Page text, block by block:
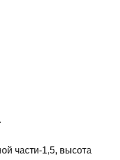
части-1,5, высота